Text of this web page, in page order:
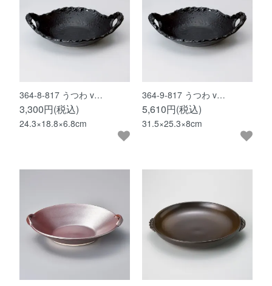
364-8-817 うつわ v…
3,300円(税込)
24.3×18.8×6.8cm
364-9-817 うつわ v…
5,610円(税込)
31.5×25.3×8cm